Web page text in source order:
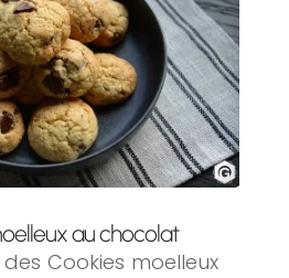
au chocolat
Cookies moelleux